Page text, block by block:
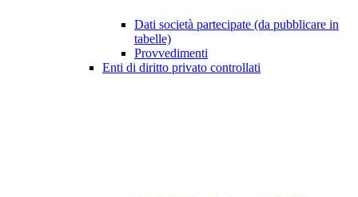
Dati società partecipate (da pubblicare in
tabelle)
Provvedimenti
Enti di diritto privato controllati